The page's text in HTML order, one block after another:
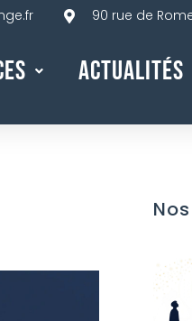
90 rue de
Actualités